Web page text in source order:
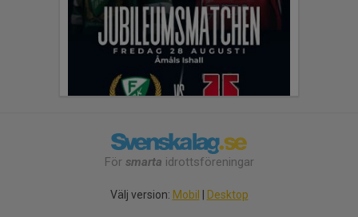
För smarta idrottsföreningar
Välj version: Mobil | Desktop